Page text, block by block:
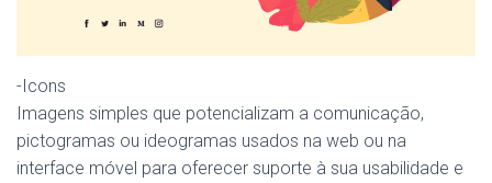
-Icons
Imagens simples que potencializam a comunicação,
pictogramas ou ideogramas usados ​​na web ou na
interface móvel para oferecer suporte à sua usabilidade e